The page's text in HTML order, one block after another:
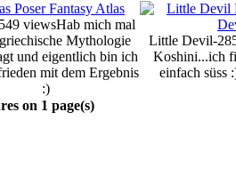
viewsHab mich mal
Mythologie
und eigentlich bin ich
mit dem Ergebnis
:)
Little Devil-
Koshini...ich
einfach süss
on 1 page(s)